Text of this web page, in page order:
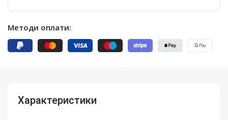
Методи оплати:
Характеристики